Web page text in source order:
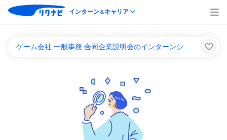
インターン＆キャリア